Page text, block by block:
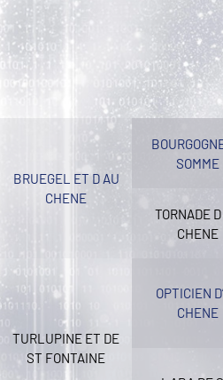
BRUEGEL ET D AU
CHENE
SOMME
TORNADE
CHENE
TURLUPINE ET DE
ST FONTAINE
OPTICIEN
CHENE